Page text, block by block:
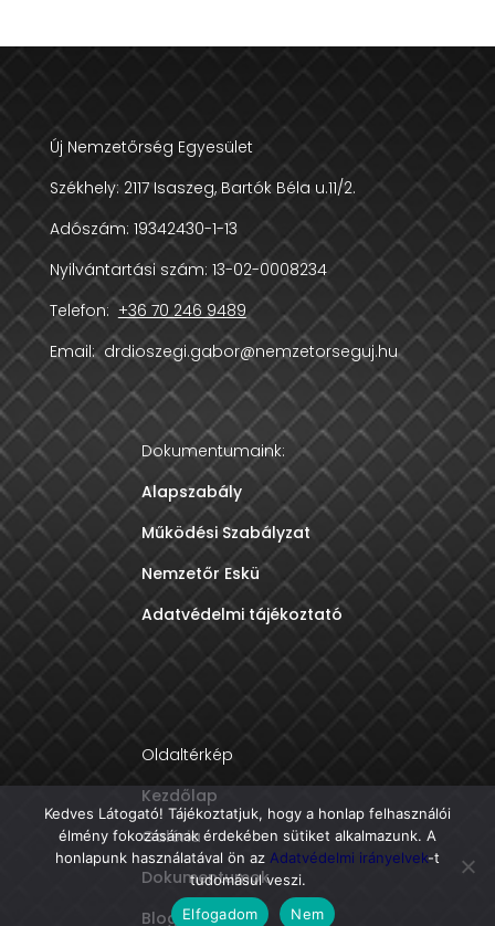
Új Nemzetőrség Egyesület
Székhely: 2117 Isaszeg, Bartók Béla u.11/2.
Adószám: 19342430-1-13
Nyilvántartási szám: 13-02-0008234
Telefon: +36 70 246 9489
Email:drdioszegi.gabor@nemzetorseguj.hu
Dokumentumaink:
Alapszabály
Működési Szabályzat
Nemzetőr Eskü
Adatvédelmi tájékoztató
Oldaltérkép
Kezdőlap
Galéria
Dokumentumok
Blog
Kedves Látogató! Tájékoztatjuk, hogy a honlap felhasználói
élmény fokozásának érdekében sütiket alkalmazunk. A
honlapunk használatával ön az Adatvédelmi irányelvek-t
tudomásul veszi.
Elfogadom
Nem